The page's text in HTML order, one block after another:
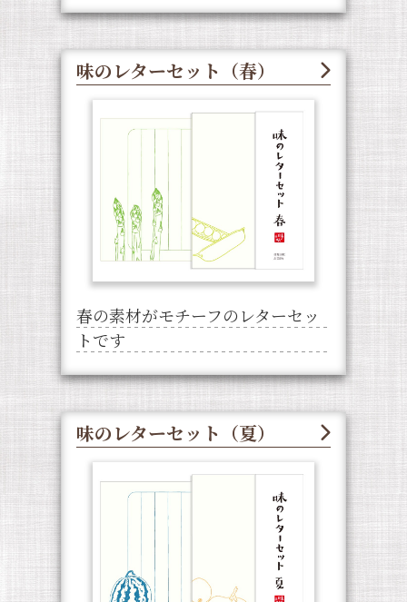
味のレターセット（春）
春の素材がモチーフのレターセッ
トです
味のレターセット（夏）